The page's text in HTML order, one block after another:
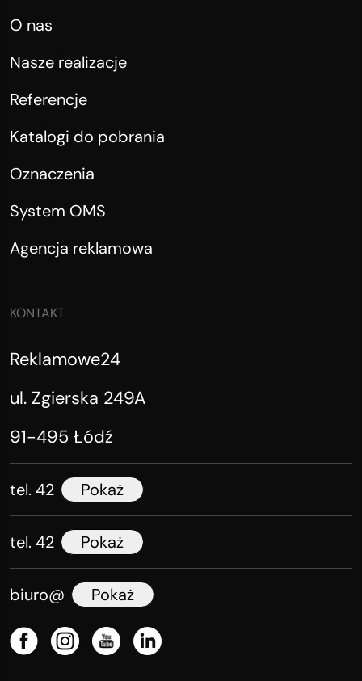
O nas
Nasze realizacje
Referencje
Katalogi do pobrania
Oznaczenia
System OMS
Agencja reklamowa
KONTAKT
Reklamowe24
ul. Zgierska 249A
91-495 Łódź
tel. 42 Pokaż
tel. 42 Pokaż
biuro@ Pokaż